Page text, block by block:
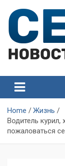
content
Севастополя
Home
Жизнь
Водитель курил,
пожаловаться